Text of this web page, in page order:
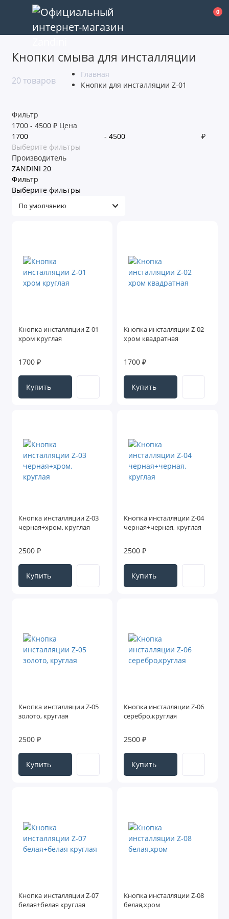
0
Кнопки смыва для инсталляции
20 товаров
Главная
Кнопки для инсталляции Z-01
Фильтр
1700- 4500₽ Цена
-
₽
Выберите фильтры
Производитель
ZANDINI 20
Фильтр
Выберите фильтры
Кнопка инсталляции Z-01
хром круглая
1700 ₽
Купить
Кнопка инсталляции Z-02
хром квадратная
1700 ₽
Купить
Кнопка инсталляции Z-03
черная+хром, круглая
2500 ₽
Купить
Кнопка инсталляции Z-04
черная+черная, круглая
2500 ₽
Купить
Кнопка инсталляции Z-05
золото, круглая
2500 ₽
Купить
Кнопка инсталляции Z-06
серебро,круглая
2500 ₽
Купить
Кнопка инсталляции Z-07
белая+белая круглая
Кнопка инсталляции Z-08
белая,хром